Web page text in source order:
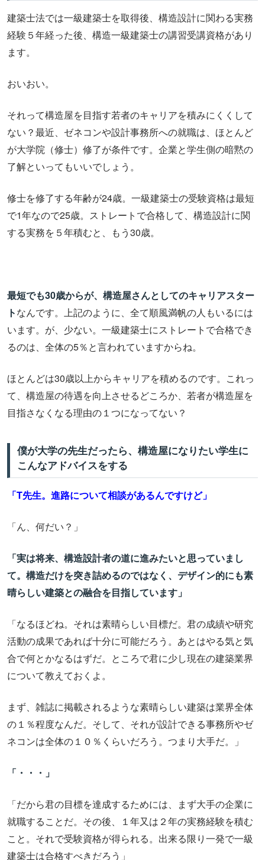
建築士法では一級建築士を取得後、構造設計に関わる実務
経験５年経った後、構造一級建築士の講習受講資格があり
ます。
おいおい。
それって構造屋を目指す若者のキャリアを積みにくくして
ない？最近、ゼネコンや設計事務所への就職は、ほとんど
が大学院（修士）修了が条件です。企業と学生側の暗黙の
了解といってもいいでしょう。
修士を修了する年齢が24歳。一級建築士の受験資格は最短
で1年なので25歳。ストレートで合格して、構造設計に関
する実務を５年積むと、もう30歳。
最短でも30歳からが、構造屋さんとしてのキャリアスター
トなんです。上記のように、全て順風満帆の人もいるには
います。が、少ない。一級建築士にストレートで合格でき
るのは、全体の5％と言われていますからね。
ほとんどは30歳以上からキャリアを積めるのです。これっ
て、構造屋の待遇を向上させるどころか、若者が構造屋を
目指さなくなる理由の１つになってない？
僕が大学の先生だったら、構造屋になりたい学生に
こんなアドバイスをする
「T先生。進路について相談があるんですけど」
「ん、何だい？」
「実は将来、構造設計者の道に進みたいと思っていまし
て。構造だけを突き詰めるのではなく、デザイン的にも素
晴らしい建築との融合を目指しています」
「なるほどね。それは素晴らしい目標だ。君の成績や研究
活動の成果であれば十分に可能だろう。あとはやる気と気
合で何とかなるはずだ。ところで君に少し現在の建築業界
について教えておくよ。
まず、雑誌に掲載されるような素晴らしい建築は業界全体
の１％程度なんだ。そして、それが設計できる事務所やゼ
ネコンは全体の１０％くらいだろう。つまり大手だ。」
「・・・」
「だから君の目標を達成するためには、まず大手の企業に
就職することだ。その後、１年又は２年の実務経験を積む
こと。それで受験資格が得られる。出来る限り一発で一級
建築士は合格すべきだろう」